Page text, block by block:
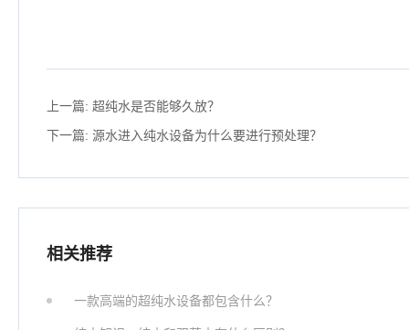
上一篇: 超纯水是否能够久放？
下一篇: 源水进入纯水设备为什么要进行预处理？
相关推荐
一款高端的超纯水设备都包含什么？